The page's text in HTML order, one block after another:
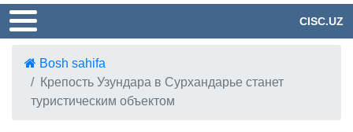
CISC.UZ
Bosh sahifa
Крепость Узундара в Сурхандарье станет
туристическим объектом